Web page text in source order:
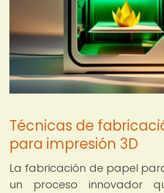
Técnicas de
para impresión 3D
La fabricación de papel
un proceso innovador